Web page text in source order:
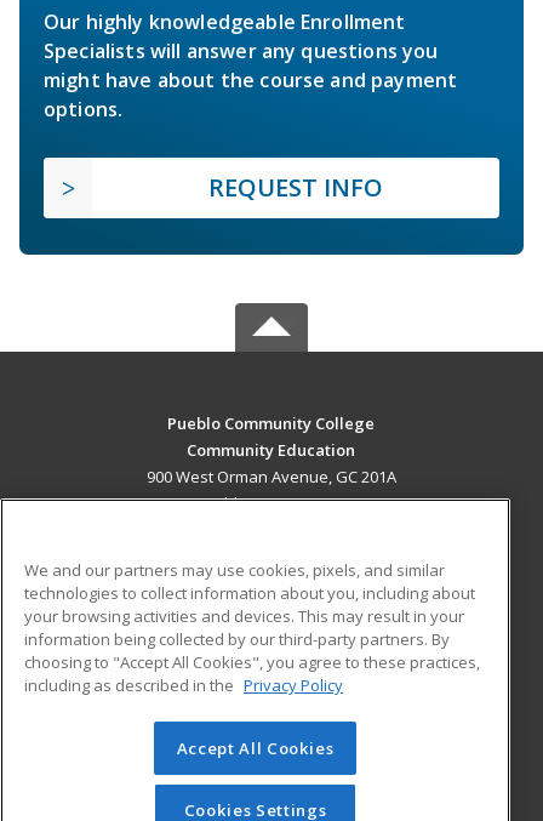
Our highly knowledgeable Enrollment
Specialists will answer any questions you
might have about the course and payment
options.
REQUEST INFO
Pueblo Community College
Community Education
900 West Orman Avenue, GC 201A
Pueblo, CO 81004 US
Career Training
ADDITIONAL RESOURCES
Military
Help
Student Blog
© 2026 ed2go, a division of Cengage Learning. All rights
reserved. The material on this site cannot be reproduced or
redistributed unless you have obtained prior written
We and our partners may use cookies, pixels, and similar
technologies to collect information about you, including about
your browsing activities and devices. This may result in your
information being collected by our third-party partners. By
choosing to "Accept All Cookies", you agree to these practices,
including as described in the Privacy Policy
Accept All Cookies
Cookies Settings